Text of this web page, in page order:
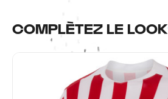
COMPLÈTEZ LE LOOK